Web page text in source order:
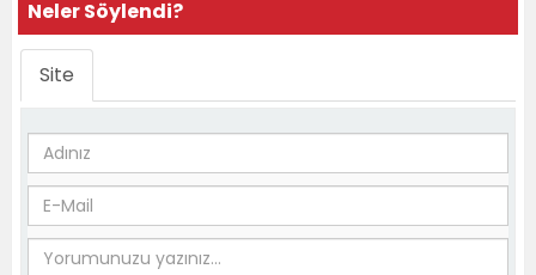
Neler Söylendi?
Site